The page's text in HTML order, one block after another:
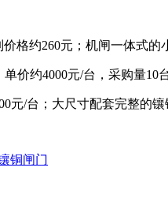
格约‌260元‌；机闸一体式
约‌4000元/台‌，采购量10
元/台‌；大尺寸配套完整的
铜闸门